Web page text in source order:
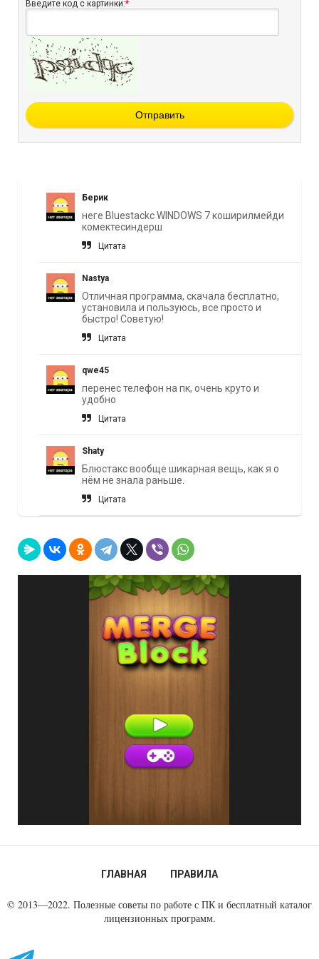
Введите код с картинки:*
Отправить
Берик
неге Bluestackc WINDOWS 7 коширилмейди
комектесиндерш
Цитата
Nastya
Отличная программа, скачала бесплатно,
установила и пользуюсь, все просто и
быстро! Советую!
Цитата
qwe45
перенес телефон на пк, очень круто и
удобно
Цитата
Shaty
Блюстакс вообще шикарная вещь, как я о
нём не знала раньше.
Цитата
ГЛАВНАЯ ПРАВИЛА
© 2013—2022. Полезные советы по работе с ПК и бесплатный каталог
лицензионных программ.